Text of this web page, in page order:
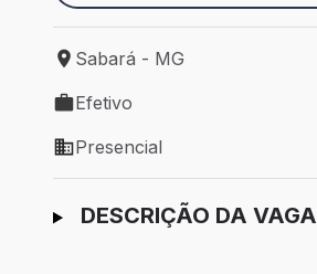
Local de trabalho: Sabará - MG
Sabará - MG
Tipo de vaga: Efetivo
Efetivo
Modelo de trabalho: Presencial
Presencial
Ir para candidatura
DESCRIÇÃO DA VAGA